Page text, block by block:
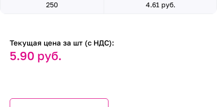
250 4.61 руб.
Текущая цена за шт (с НДС):
5.90 руб.